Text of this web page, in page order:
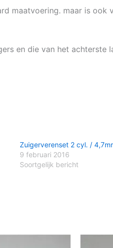
maatvoering. maar is ook
en die van het achterste
Zuigerverenset 2 cyl. /
9 februari 2016
Soortgelijk bericht